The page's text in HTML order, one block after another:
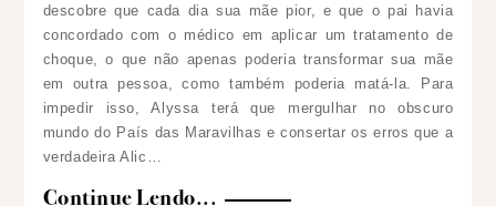
descobre que cada dia sua mãe pior, e que o pai havia
concordado com o médico em aplicar um tratamento de
choque, o que não apenas poderia transformar sua mãe
em outra pessoa, como também poderia matá-la. Para
impedir isso, Alyssa terá que mergulhar no obscuro
mundo do País das Maravilhas e consertar os erros que a
verdadeira Alic…
Continue Lendo...